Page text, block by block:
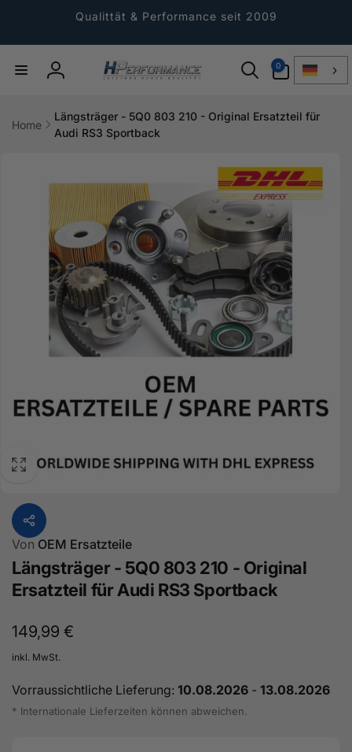
Qualittät & Performance seit 2009
Einloggen
0
Artikel
Home
Längsträger - 5Q0 803 210 - Original Ersatzteil für
Audi RS3 Sportback
Von OEM Ersatzteile
Längsträger - 5Q0 803 210 - Original
Ersatzteil für Audi RS3 Sportback
Normaler
Preis
149,99 €
inkl. MwSt.
Vorraussichtliche Lieferung: 10.08.2026 - 13.08.2026
* Internationale Lieferzeiten können abweichen.